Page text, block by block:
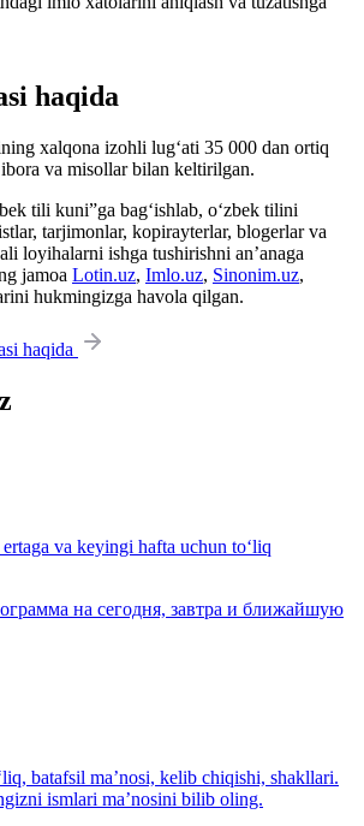
haqida
xalqona izohli lug‘ati 35 000 dan ortiq
va misollar bilan keltirilgan.
tili kuni”ga bag‘ishlab, o‘zbek tilini
tarjimonlar, kopirayterlar, blogerlar va
loyihalarni ishga tushirishni an’anaga
jamoa Lotin.uz, Imlo.uz, Sinonim.uz,
hukmingizga havola qilgan.
haqida
va keyingi hafta uchun to‘liq
на сегодня, завтра и ближайшую
batafsil ma’nosi, kelib chiqishi, shakllari.
ismlari ma’nosini bilib oling.